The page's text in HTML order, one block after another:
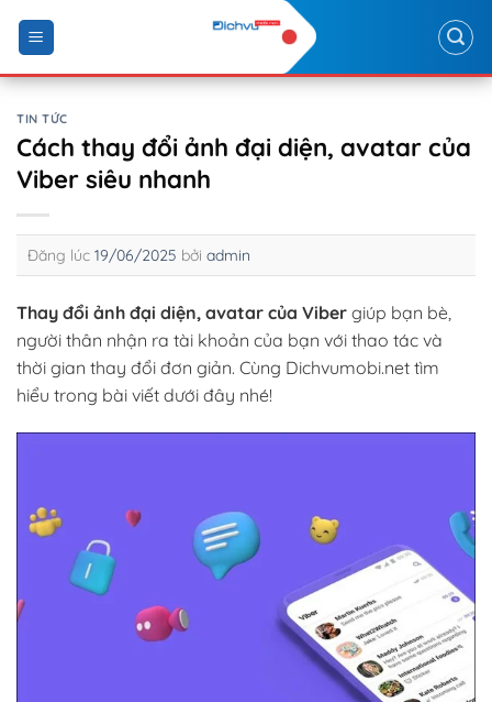
content
TIN TỨC
Cách thay đổi ảnh đại diện, avatar của
Viber siêu nhanh
Đăng lúc 19/06/2025 bởi admin
Thay đổi ảnh đại diện, avatar của Viber giúp bạn bè,
người thân nhận ra tài khoản của bạn với thao tác và
thời gian thay đổi đơn giản. Cùng Dichvumobi.net tìm
hiểu trong bài viết dưới đây nhé!